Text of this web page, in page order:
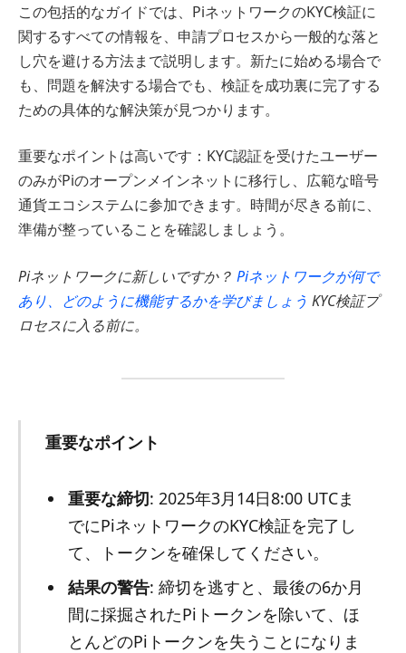
この包括的なガイドでは、PiネットワークのKYC検証に
関するすべての情報を、申請プロセスから一般的な落と
し穴を避ける方法まで説明します。新たに始める場合で
も、問題を解決する場合でも、検証を成功裏に完了する
ための具体的な解決策が見つかります。
重要なポイントは高いです：KYC認証を受けたユーザー
のみがPiのオープンメインネットに移行し、広範な暗号
通貨エコシステムに参加できます。時間が尽きる前に、
準備が整っていることを確認しましょう。
Piネットワークに新しいですか？ Piネットワークが何で
あり、どのように機能するかを学びましょう KYC検証プ
ロセスに入る前に。
重要なポイント
重要な締切: 2025年3月14日8:00 UTCま
でにPiネットワークのKYC検証を完了し
て、トークンを確保してください。
結果の警告: 締切を逃すと、最後の6か月
間に採掘されたPiトークンを除いて、ほ
とんどのPiトークンを失うことになりま